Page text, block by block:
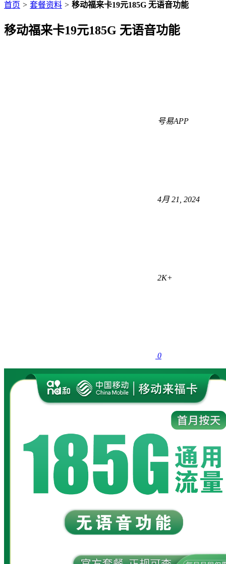
首页 > 套餐资料 > 移动福来卡19元185G 无语音功能
移动福来卡19元185G 无语音功能
号易APP
4月 21, 2024
2K+
0